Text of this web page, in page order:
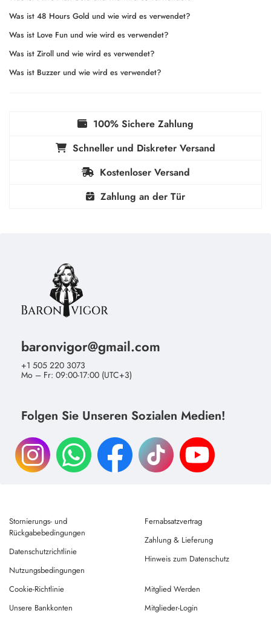
Was ist 48 Hours Gold und wie wird es verwendet?
Was ist Love Fun und wie wird es verwendet?
Was ist Ziroll und wie wird es verwendet?
Was ist Buzzer und wie wird es verwendet?
100% Sichere Zahlung
Schneller und Diskreter Versand
Kostenloser Versand
Zahlung an der Tür
baronvigor@gmail.com
+1 505 220 3073
Mo – Fr: 09:00-17:00 (UTC+3)
Folgen Sie Unseren Sozialen Medien!
Stornierungs- und
Rückgabebedingungen
Datenschutzrichtlinie
Nutzungsbedingungen
Fernabsatzvertrag
Zahlung & Lieferung
Hinweis zum Datenschutz
Cookie-Richtlinie
Unsere Bankkonten
Mitglied Werden
Mitglieder-Login